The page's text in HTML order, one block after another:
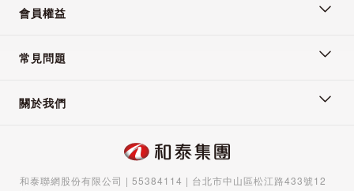
會員權益
常見問題
關於我們
和泰聯網股份有限公司 | 55384114 | 台北市中山區松江路433號12